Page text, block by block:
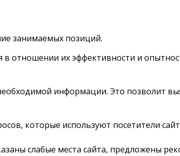
занимаемых позиций.
в отношении их эффективности и
информации. Это позволит
которые используют посетители
слабые места сайта, предложены